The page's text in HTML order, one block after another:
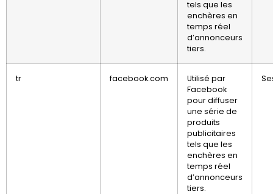
tels que les
enchères en
temps réel
d’annonceurs
tiers.
tr facebook.com
Utilisé par
Facebook
pour diffuser
une série de
produits
publicitaires
tels que les
enchères en
temps réel
d’annonceurs
tiers.